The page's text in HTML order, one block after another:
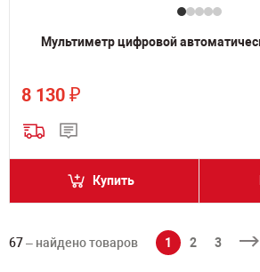
Мультиметр цифровой
8 130 ₽
Купить
67– найдено товаров 1 2 3